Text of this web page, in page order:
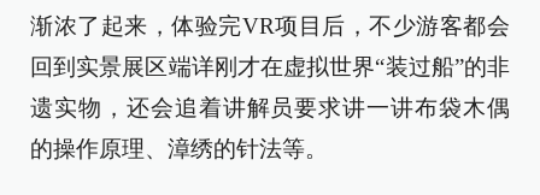
渐浓了起来，体验完VR项目后，不少游客都会
回到实景展区端详刚才在虚拟世界“装过船”的非
遗实物，还会追着讲解员要求讲一讲布袋木偶
的操作原理、漳绣的针法等。